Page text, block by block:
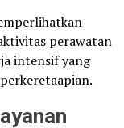
perawatan
intensif yang